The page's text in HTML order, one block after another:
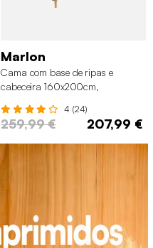
Marlon
Cama com base de ripas e
cabeceira 160x200cm,
Cinza Claro
4 (24)
259,99 € 207,99 €